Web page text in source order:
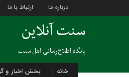
درباره ما ارتباط با ما
سنت آنلاین
پایگاه اطلاع‌رسانی اهل سنت
خانه بخش اخبار و